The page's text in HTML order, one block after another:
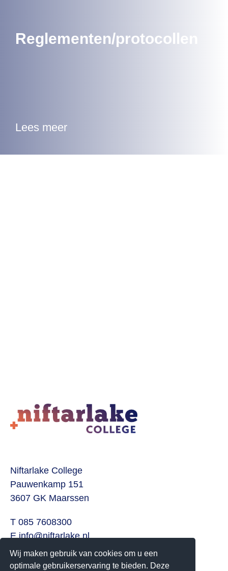
Wij maken gebruik van cookies om u een
optimale gebruikerservaring te bieden. Deze
Reglementen/protocollen
Lees meer
Niftarlake College
Pauwenkamp 151
3607 GK Maarssen
T 085 7608300
Einfo@niftarlake.nl
Volg ons ook op: